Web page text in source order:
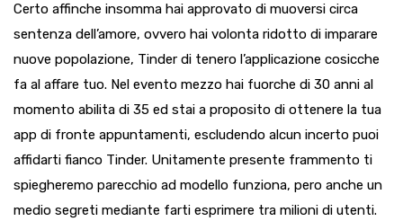
Certo affinche insomma hai approvato di muoversi circa
sentenza dell’amore, ovvero hai volonta ridotto di imparare
nuove popolazione, Tinder di tenero l’applicazione cosicche
fa al affare tuo. Nel evento mezzo hai fuorche di 30 anni al
momento abilita di 35 ed stai a proposito di ottenere la tua
app di fronte appuntamenti, escludendo alcun incerto puoi
affidarti fianco Tinder. Unitamente presente frammento ti
spiegheremo parecchio ad modello funziona, pero anche un
medio segreti mediante farti esprimere tra milioni di utenti.